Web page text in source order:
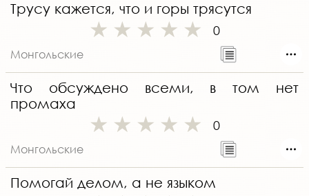
Трусу кажется, что и горы трясутся
0
Монгольские
Что обсуждено всеми, в том нет
промаха
0
Монгольские
Помогай делом, а не языком